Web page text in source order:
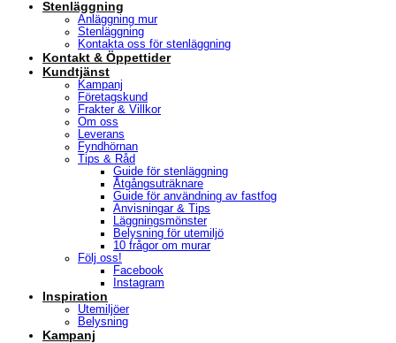
Stenläggning
Anläggning mur
Stenläggning
Kontakta oss för stenläggning
Kontakt & Öppettider
Kundtjänst
Kampanj
Företagskund
Frakter & Villkor
Om oss
Leverans
Fyndhörnan
Tips & Råd
Guide för stenläggning
Åtgångsuträknare
Guide för användning av fastfog
Anvisningar & Tips
Läggningsmönster
Belysning för utemiljö
10 frågor om murar
Följ oss!
Facebook
Instagram
Inspiration
Utemiljöer
Belysning
Kampanj